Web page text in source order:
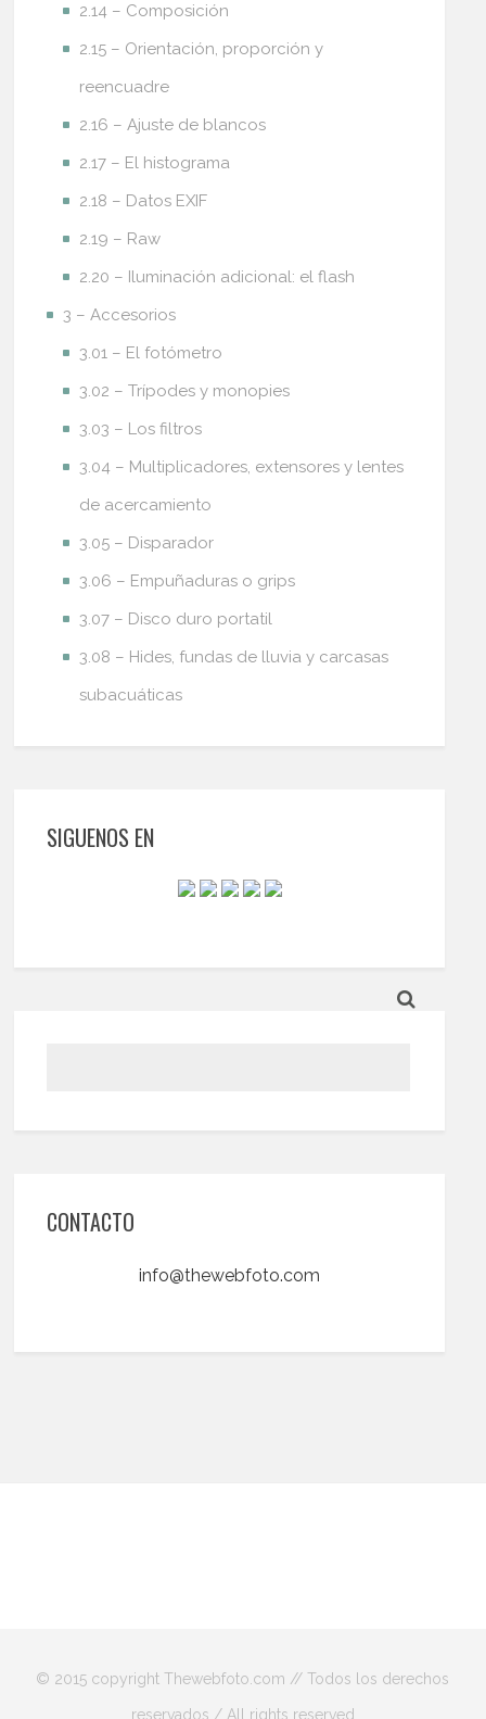
2.14 – Composición
2.15 – Orientación, proporción y
reencuadre
2.16 – Ajuste de blancos
2.17 – El histograma
2.18 – Datos EXIF
2.19 – Raw
2.20 – Iluminación adicional: el flash
3 – Accesorios
3.01 – El fotómetro
3.02 – Trípodes y monopies
3.03 – Los filtros
3.04 – Multiplicadores, extensores y lentes
de acercamiento
3.05 – Disparador
3.06 – Empuñaduras o grips
3.07 – Disco duro portatil
3.08 – Hides, fundas de lluvia y carcasas
subacuáticas
SIGUENOS EN
CONTACTO
info@thewebfoto.com
© 2015 copyright Thewebfoto.com // Todos los derechos
reservados / All rights reserved